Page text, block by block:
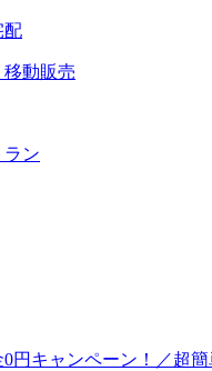
配
動販売
ラン
円キャンペーン！／超